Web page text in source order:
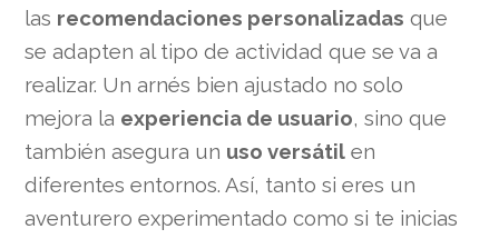
las recomendaciones personalizadas que
se adapten al tipo de actividad que se va a
realizar. Un arnés bien ajustado no solo
mejora la experiencia de usuario, sino que
también asegura un uso versátil en
diferentes entornos. Así, tanto si eres un
aventurero experimentado como si te inicias